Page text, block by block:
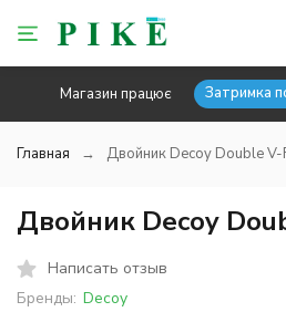
Магазин працює Затримка
Главная Двойник Decoy Double V-
Двойник Decoy
Написать отзыв
Бренды: Decoy